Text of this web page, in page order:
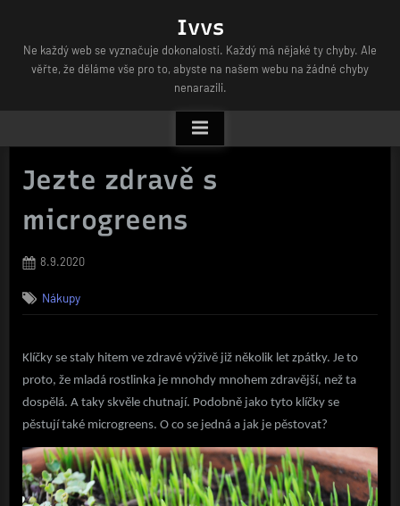
content
Ivvs
Ne každý web se vyznačuje dokonalostí. Každý má nějaké ty chyby. Ale
věřte, že děláme vše pro to, abyste na našem webu na žádné chyby
nenarazili.
Jezte zdravě s
microgreens
Posted
8.9.2020
Nákupy
Klíčky se staly hitem ve zdravé výživě již několik let zpátky. Je to
proto, že mladá rostlinka je mnohdy mnohem zdravější, než ta
dospělá. A taky skvěle chutnají. Podobně jako tyto klíčky se
pěstují také microgreens. O co se jedná a jak je pěstovat?